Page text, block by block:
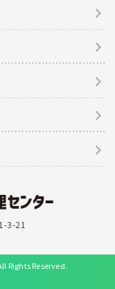
3-21
Rights Reserved.